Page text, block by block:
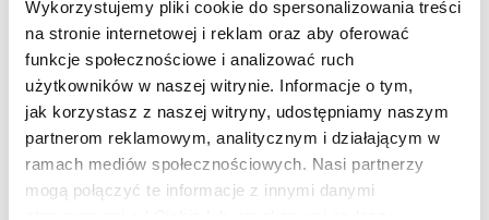
Wykorzystujemy pliki cookie do spersonalizowania treści
na stronie internetowej i reklam oraz aby oferować
funkcje społecznościowe i analizować ruch
użytkowników w naszej witrynie. Informacje o tym,
jak korzystasz z naszej witryny, udostępniamy naszym
partnerom reklamowym, analitycznym i działającym w
ramach mediów społecznościowych. Nasi partnerzy
mogą połączyć te informacje z innymi danymi
Wdrożenie AI w organizacji – jak zrobił to Nest
Bank?
Jak wyglądało wdrożenie sztucznej inteligencji w organizacji? Jakie
wyzwania i sukcesy towarzyszyły temu procesowi? Prześledźmy
historię implementacji AI w Nest Bankczytaj dalej